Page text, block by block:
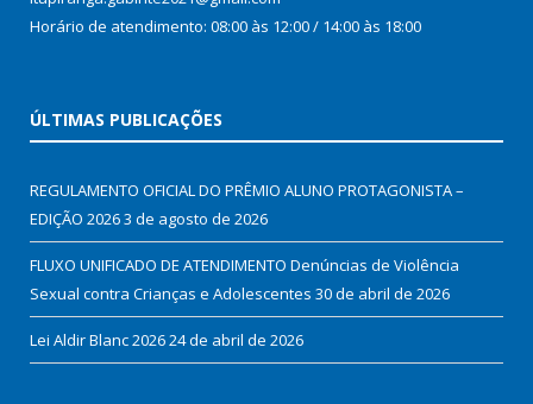
Horário de atendimento: 08:00 às 12:00 / 14:00 às 18:00
ÚLTIMAS PUBLICAÇÕES
REGULAMENTO OFICIAL DO PRÊMIO ALUNO PROTAGONISTA –
EDIÇÃO 20263 de agosto de 2026
FLUXO UNIFICADO DE ATENDIMENTO Denúncias de Violência
Sexual contra Crianças e Adolescentes 30 de abril de 2026
Lei Aldir Blanc 202624 de abril de 2026